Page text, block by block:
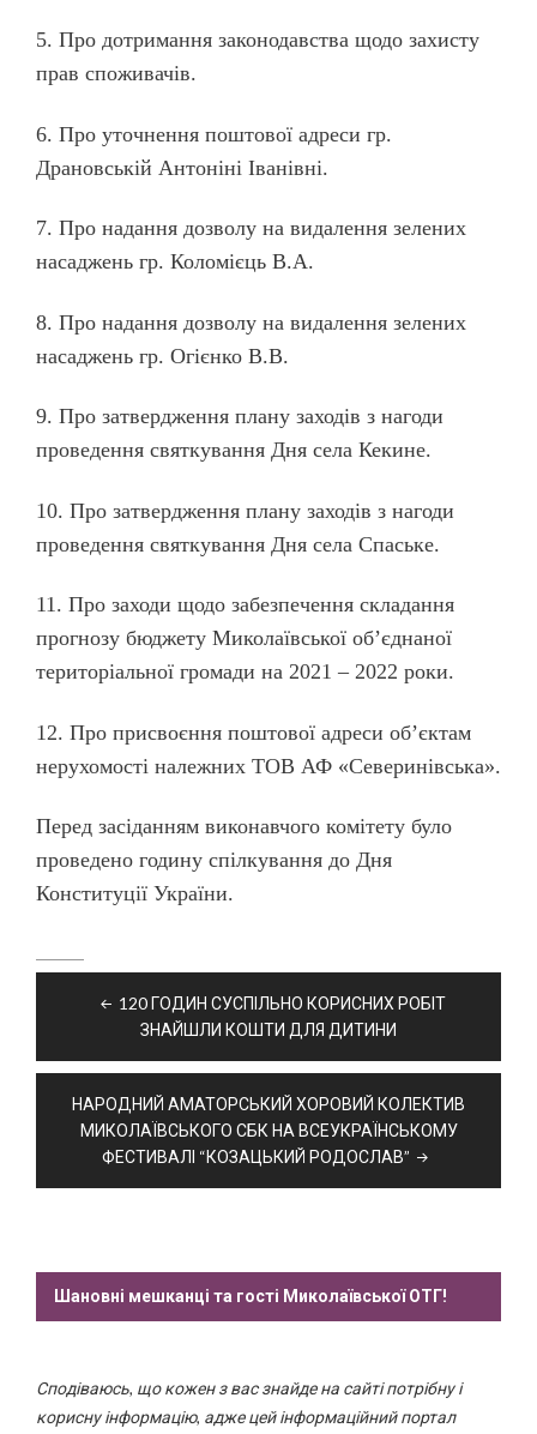
5. Про дотримання законодавства щодо захисту
прав споживачів.
6. Про уточнення поштової адреси гр.
Драновській Антоніні Іванівні.
7. Про надання дозволу на видалення зелених
насаджень гр. Коломієць В.А.
8. Про надання дозволу на видалення зелених
насаджень гр. Огієнко В.В.
9. Про затвердження плану заходів з нагоди
проведення святкування Дня села Кекине.
10. Про затвердження плану заходів з нагоди
проведення святкування Дня села Спаське.
11. Про заходи щодо забезпечення складання
прогнозу бюджету Миколаївської об’єднаної
територіальної громади на 2021 – 2022 роки.
12. Про присвоєння поштової адреси об’єктам
нерухомості належних ТОВ АФ «Северинівська».
Перед засіданням виконавчого комітету було
проведено годину спілкування до Дня
Конституції України.
записів120 ГОДИН СУСПІЛЬНО КОРИСНИХ РОБІТ
ЗНАЙШЛИ КОШТИ ДЛЯ ДИТИНИ
НАРОДНИЙ АМАТОРСЬКИЙ ХОРОВИЙ КОЛЕКТИВ
МИКОЛАЇВСЬКОГО СБК НА ВСЕУКРАЇНСЬКОМУ
ФЕСТИВАЛІ “КОЗАЦЬКИЙ РОДОСЛАВ”
Шановні мешканці та гості Миколаївської ОТГ!
Сподіваюсь, що кожен з вас знайде на сайті потрібну і
корисну інформацію, адже цей інформаційний портал